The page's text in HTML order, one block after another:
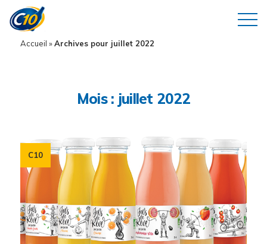
Accueil »Archives pour juillet 2022
Mois : juillet 2022
C10